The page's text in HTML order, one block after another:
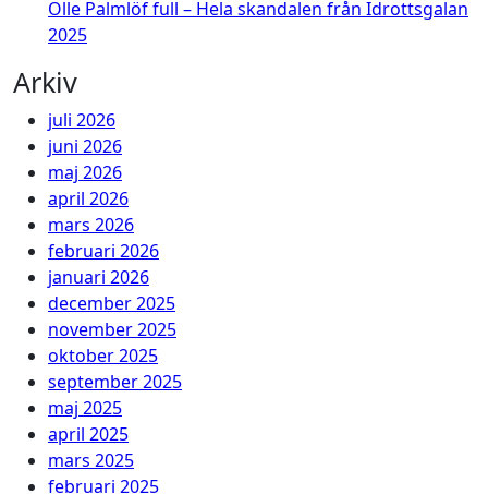
Olle Palmlöf full – Hela skandalen från Idrottsgalan
2025
Arkiv
juli 2026
juni 2026
maj 2026
april 2026
mars 2026
februari 2026
januari 2026
december 2025
november 2025
oktober 2025
september 2025
maj 2025
april 2025
mars 2025
februari 2025